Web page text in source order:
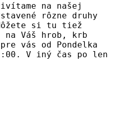
na našej
rôzne druhy
si tu tiež
na Váš hrob, krb
vás od Pondelka
V iný čas po len